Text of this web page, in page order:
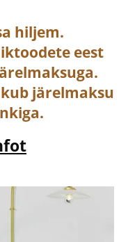
hiljem.
eest
.
järelmaksu